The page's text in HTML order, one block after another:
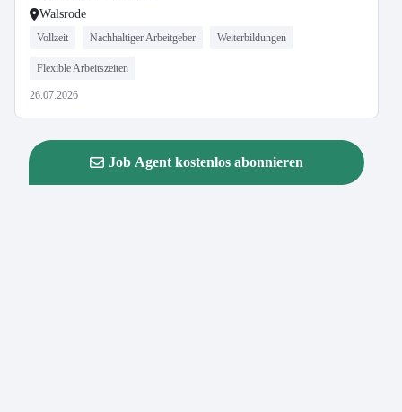
Walsrode
Vollzeit Nachhaltiger Arbeitgeber Weiterbildungen
Flexible Arbeitszeiten
26.07.2026
Job Agent kostenlos abonnieren